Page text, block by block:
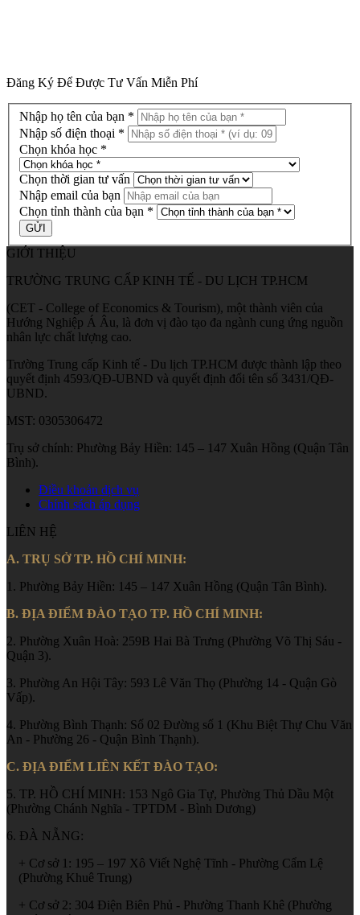
Đăng Ký Để Được Tư Vấn Miễn Phí
Nhập họ tên của bạn *
Nhập số điện thoại *
Chọn khóa học *
Chọn thời gian tư vấn
Nhập email của bạn
Chọn tỉnh thành của bạn *
GIỚI THIỆU
TRƯỜNG TRUNG CẤP KINH TẾ - DU LỊCH TP.HCM
(CET - College of Economics & Tourism), một thành viên của
Hướng Nghiệp Á Âu, là đơn vị đào tạo đa ngành cung ứng nguồn
nhân lực chất lượng cao.
Trường Trung cấp Kinh tế - Du lịch TP.HCM được thành lập theo
quyết định 4593/QĐ-UBND và quyết định đổi tên số 3431/QĐ-
UBND.
MST: 0305306472
Trụ sở chính: Phường Bảy Hiền: 145 – 147 Xuân Hồng (Quận Tân
Bình).
Điều khoản dịch vụ
Chính sách áp dụng
LIÊN HỆ
A. TRỤ SỞ TP. HỒ CHÍ MINH:
1. Phường Bảy Hiền: 145 – 147 Xuân Hồng (Quận Tân Bình).
B. ĐỊA ĐIỂM ĐÀO TẠO TP. HỒ CHÍ MINH:
2. Phường Xuân Hoà: 259B Hai Bà Trưng (Phường Võ Thị Sáu -
Quận 3).
3. Phường An Hội Tây: 593 Lê Văn Thọ (Phường 14 - Quận Gò
Vấp).
4. Phường Bình Thạnh: Số 02 Đường số 1 (Khu Biệt Thự Chu Văn
An - Phường 26 - Quận Bình Thạnh).
C. ĐỊA ĐIỂM LIÊN KẾT ĐÀO TẠO:
5. TP. HỒ CHÍ MINH: 153 Ngô Gia Tự, Phường Thủ Dầu Một
(Phường Chánh Nghĩa - TPTDM - Bình Dương)
6. ĐÀ NẴNG:
+ Cơ sở 1: 195 – 197 Xô Viết Nghệ Tĩnh - Phường Cẩm Lệ
(Phường Khuê Trung)
+ Cơ sở 2: 304 Điện Biên Phủ - Phường Thanh Khê (Phường